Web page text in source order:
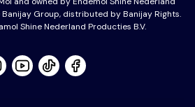
Group, distributed by Banijay Rights.
Shine Nederland Producties B.V.